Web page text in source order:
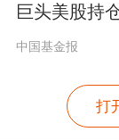
会议讨论
中国人民
将草案提
指出，修
巨头美股持
中国基金报
打